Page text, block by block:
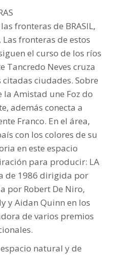
fronteras de BRASIL,
Las fronteras de estos
el curso de los ríos
Tancredo Neves cruza
ciudades. Sobre
la Amistad une Foz do
además conecta a
Franco. En el área,
con los colores de su
en este espacio
para producir: LA
de 1986 dirigida por
por Robert De Niro,
y Aidan Quinn en los
de varios premios
espacio natural y de